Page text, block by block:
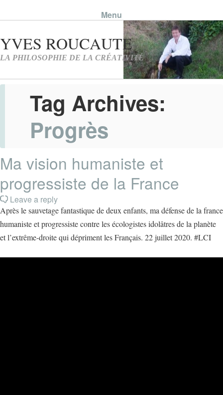
Menu
Skip to content
Tag Archives:
Progrès
Ma vision humaniste et
progressiste de la France
Leave a reply
Après le sauvetage fantastique de deux enfants, ma défense de la france
humaniste et progressiste contre les écologistes idolâtres de la planète
et l’extrême-droite qui dépriment les Français. 22 juillet 2020. #LCI